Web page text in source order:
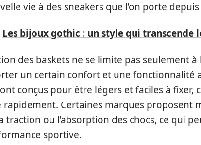
vie à des sneakers que l’on porte
Les bijoux gothic : un style qui transcende
des baskets ne se limite pas seulement à
un certain confort et une fonctionnalité
conçus pour être légers et faciles à fixer,
rapidement. Certaines marques proposent
traction ou l’absorption des chocs, ce qui
sportive.